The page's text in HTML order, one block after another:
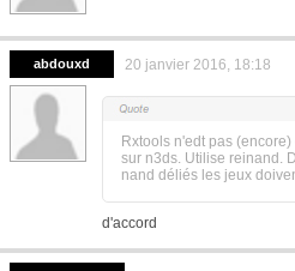
abdouxd 20 janvier 2016, 18:18
Rxtools n'edt pas
sur n3ds. Utilise reinand.
nand déliés les jeux
d'accord